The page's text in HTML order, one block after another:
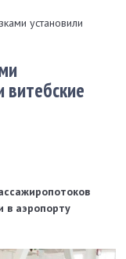
установили
витебские
в аэропорту